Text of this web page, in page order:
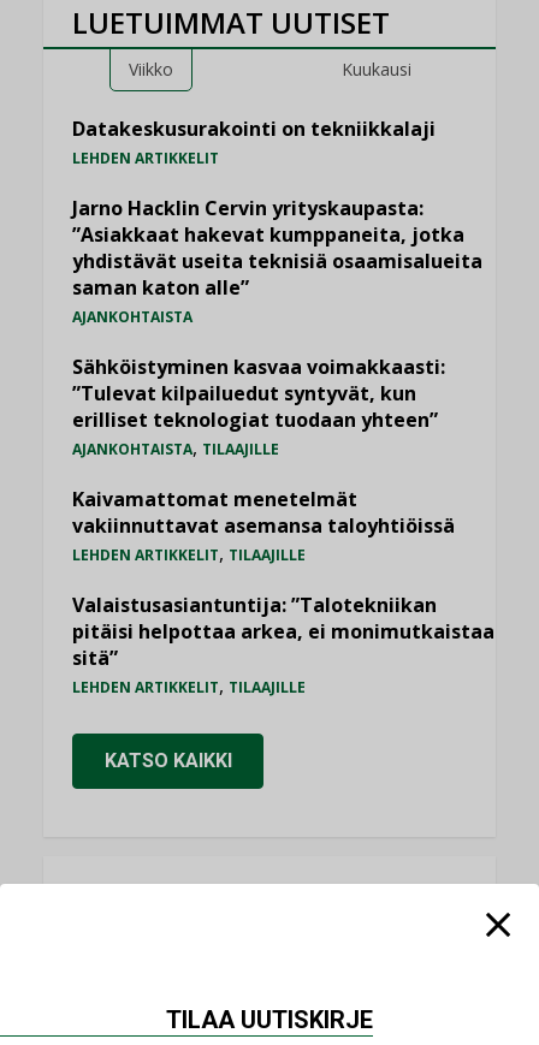
LUETUIMMAT UUTISET
Viikko Kuukausi
Datakeskusurakointi on tekniikkalaji
LEHDEN ARTIKKELIT
Jarno Hacklin Cervin yrityskaupasta:
”Asiakkaat hakevat kumppaneita, jotka
yhdistävät useita teknisiä osaamisalueita
saman katon alle”
AJANKOHTAISTA
Sähköistyminen kasvaa voimakkaasti:
”Tulevat kilpailuedut syntyvät, kun
erilliset teknologiat tuodaan yhteen”
AJANKOHTAISTA, TILAAJILLE
Kaivamattomat menetelmät
vakiinnuttavat asemansa taloyhtiöissä
LEHDEN ARTIKKELIT, TILAAJILLE
Valaistusasiantuntija: ”Talotekniikan
pitäisi helpottaa arkea, ei monimutkaistaa
sitä”
LEHDEN ARTIKKELIT, TILAAJILLE
KATSO KAIKKI
TILAA UUTISKIRJE